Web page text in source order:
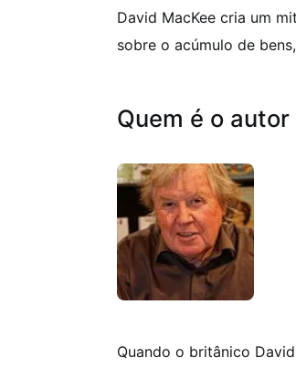
David MacKee cria um
sobre o acúmulo de
Quem é o autor
Quando o britânico